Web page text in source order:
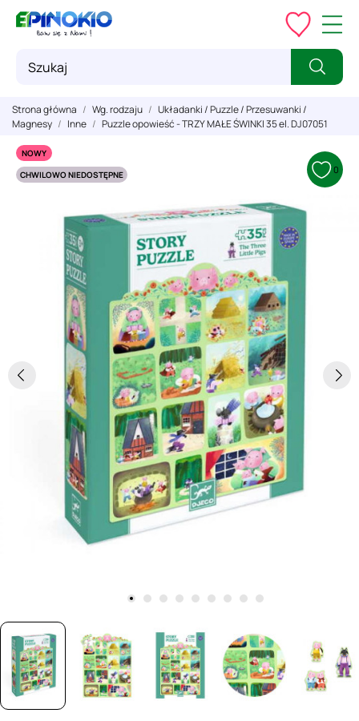
Strona główna Wg. rodzaju
Układanki / Puzzle / Przesuwanki /
Magnesy
Inne Puzzle opowieść - TRZY MAŁE ŚWINKI 35 el. DJ07051
NOWY
CHWILOWO NIEDOSTĘPNE
0